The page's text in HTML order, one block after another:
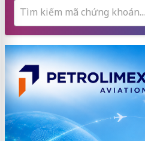
Tìm kiếm mã chứng khoán...